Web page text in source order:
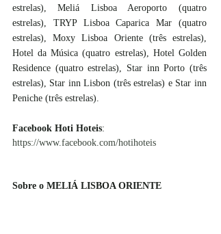
estrelas), Meliá Lisboa Aeroporto (quatro
estrelas), TRYP Lisboa Caparica Mar (quatro
estrelas), Moxy Lisboa Oriente (três estrelas),
Hotel da Música (quatro estrelas), Hotel Golden
Residence (quatro estrelas), Star inn Porto (três
estrelas), Star inn Lisbon (três estrelas) e Star inn
Peniche (três estrelas).
Facebook Hoti Hoteis:
https://www.facebook.com/hotihoteis
Sobre o MELIÁ LISBOA ORIENTE